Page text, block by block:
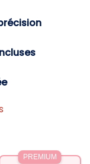
€.
PREMIUM